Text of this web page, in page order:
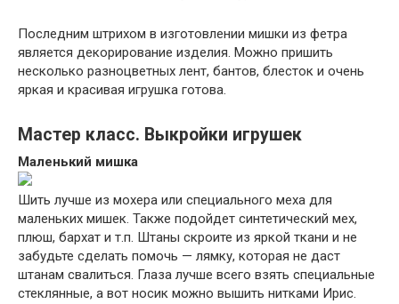
Последним штрихом в изготовлении мишки из фетра
является декорирование изделия. Можно пришить
несколько разноцветных лент, бантов, блесток и очень
яркая и красивая игрушка готова.
Мастер класс. Выкройки игрушек
Маленький мишка
Шить лучше из мохера или специального меха для
маленьких мишек. Также подойдет синтетический мех,
плюш, бархат и т.п. Штаны скроите из яркой ткани и не
забудьте сделать помочь — лямку, которая не даст
штанам свалиться. Глаза лучше всего взять специальные
стеклянные, а вот носик можно вышить нитками Ирис.